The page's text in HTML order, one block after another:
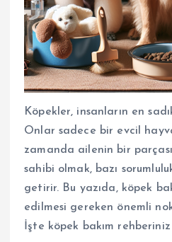
Köpekler, insanların en
Onlar sadece bir evcil
zamanda ailenin bir
sahibi olmak, bazı
getirir. Bu yazıda, köpek
edilmesi gereken önemli
İşte köpek bakım